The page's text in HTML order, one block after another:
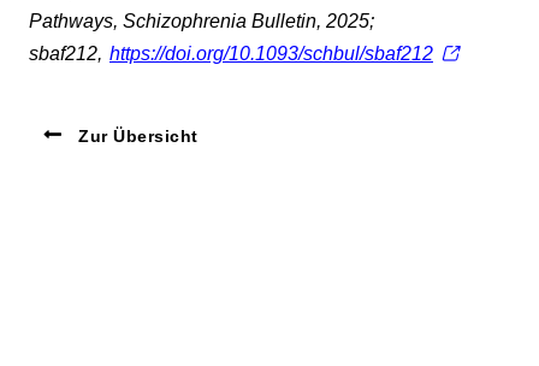
Pathways, Schizophrenia Bulletin, 2025;
sbaf212, https://doi.org/10.1093/schbul/sbaf212
Zur Übersicht